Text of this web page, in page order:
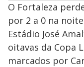
O Fortaleza
por 2 a 0 na
Estádio José
oitavas da Copa
marcados por